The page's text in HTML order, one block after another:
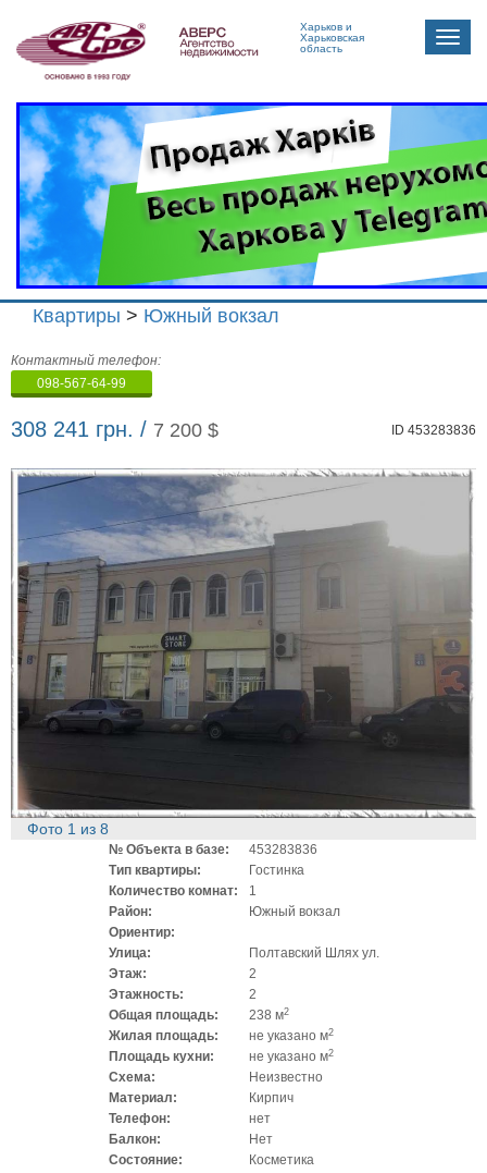
Харьков и
Харьковская
область
Toggle
Квартиры > Южный вокзал
Агенство
недвижимости
"Аверс"
Контактный телефон:
098-567-64-99
308 241 грн. / 7 200 $ ID 453283836
Фото 1 из 8
№ Объекта в базе:
453283836
Тип квартиры:
Гостинка
Количество комнат:
1
Район:
Южный вокзал
Ориентир:
Улица:
Полтавский Шлях ул.
Этаж:
2
Этажность:
2
Общая площадь:
238 м2
Жилая площадь: не указано м2
Площадь кухни: не указано м2
Схема:
Неизвестно
Материал:
Кирпич
Телефон:
нет
Балкон:
Нет
Состояние:
Косметика